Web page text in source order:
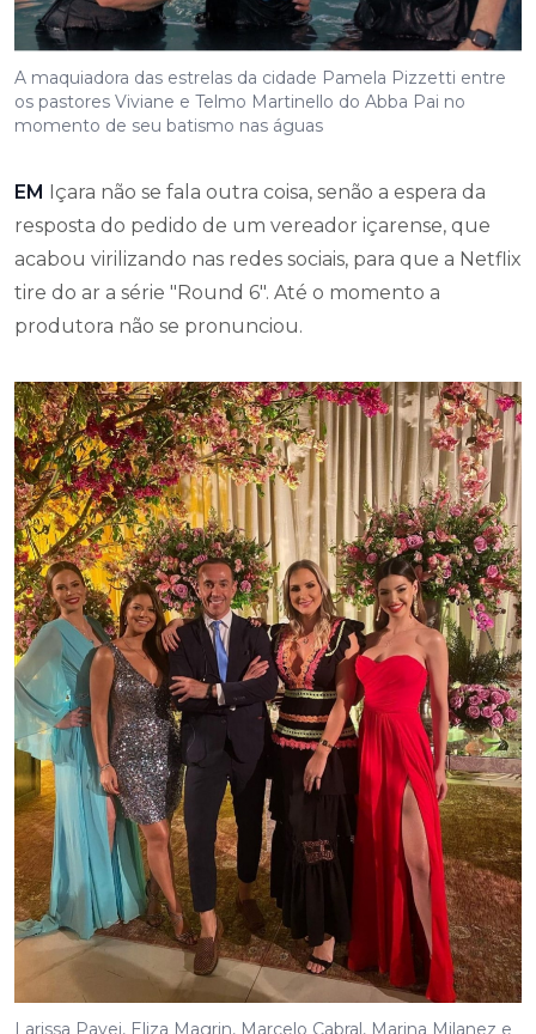
A maquiadora das estrelas da cidade Pamela Pizzetti entre
os pastores Viviane e Telmo Martinello do Abba Pai no
momento de seu batismo nas águas
EM Içara não se fala outra coisa, senão a espera da
resposta do pedido de um vereador içarense, que
acabou virilizando nas redes sociais, para que a Netflix
tire do ar a série "Round 6". Até o momento a
produtora não se pronunciou.
Larissa Pavei, Eliza Magrin, Marcelo Cabral, Marina Milanez e